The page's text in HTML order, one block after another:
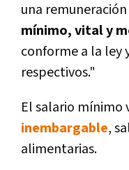
una remuneración
mínimo, vital y
conforme a la ley
respectivos."
El salario mínimo
inembargable,
alimentarias.